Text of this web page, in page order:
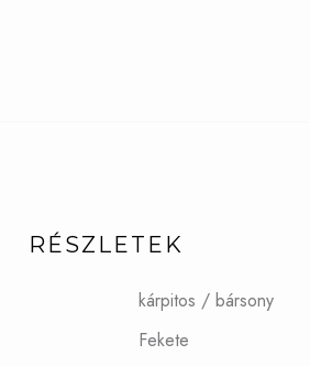
RÉSZLETEK
kárpitos / bársony
Fekete